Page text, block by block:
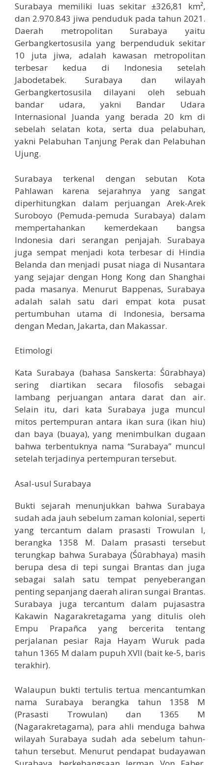
Surabaya memiliki luas sekitar ±326,81 km²,
dan 2.970.843 jiwa penduduk pada tahun 2021.
Daerah metropolitan Surabaya yaitu
Gerbangkertosusila yang berpenduduk sekitar
10 juta jiwa, adalah kawasan metropolitan
terbesar kedua di Indonesia setelah
Jabodetabek. Surabaya dan wilayah
Gerbangkertosusila dilayani oleh sebuah
bandar udara, yakni Bandar Udara
Internasional Juanda yang berada 20 km di
sebelah selatan kota, serta dua pelabuhan,
yakni Pelabuhan Tanjung Perak dan Pelabuhan
Ujung.
Surabaya terkenal dengan sebutan Kota
Pahlawan karena sejarahnya yang sangat
diperhitungkan dalam perjuangan Arek-Arek
Suroboyo (Pemuda-pemuda Surabaya) dalam
mempertahankan kemerdekaan bangsa
Indonesia dari serangan penjajah. Surabaya
juga sempat menjadi kota terbesar di Hindia
Belanda dan menjadi pusat niaga di Nusantara
yang sejajar dengan Hong Kong dan Shanghai
pada masanya. Menurut Bappenas, Surabaya
adalah salah satu dari empat kota pusat
pertumbuhan utama di Indonesia, bersama
dengan Medan, Jakarta, dan Makassar.
Etimologi
Kata Surabaya (bahasa Sanskerta: Śūrabhaya)
sering diartikan secara filosofis sebagai
lambang perjuangan antara darat dan air.
Selain itu, dari kata Surabaya juga muncul
mitos pertempuran antara ikan sura (ikan hiu)
dan baya (buaya), yang menimbulkan dugaan
bahwa terbentuknya nama “Surabaya” muncul
setelah terjadinya pertempuran tersebut.
Asal-usul Surabaya
Bukti sejarah menunjukkan bahwa Surabaya
sudah ada jauh sebelum zaman kolonial, seperti
yang tercantum dalam prasasti Trowulan I,
berangka 1358 M. Dalam prasasti tersebut
terungkap bahwa Surabaya (Śūrabhaya) masih
berupa desa di tepi sungai Brantas dan juga
sebagai salah satu tempat penyeberangan
penting sepanjang daerah aliran sungai Brantas.
Surabaya juga tercantum dalam pujasastra
Kakawin Nagarakretagama yang ditulis oleh
Empu Prapañca yang bercerita tentang
perjalanan pesiar Raja Hayam Wuruk pada
tahun 1365 M dalam pupuh XVII (bait ke-5, baris
terakhir).
Walaupun bukti tertulis tertua mencantumkan
nama Surabaya berangka tahun 1358 M
(Prasasti Trowulan) dan 1365 M
(Nagarakretagama), para ahli menduga bahwa
wilayah Surabaya sudah ada sebelum tahun-
tahun tersebut. Menurut pendapat budayawan